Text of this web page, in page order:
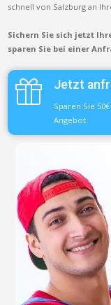
schnell von Salzburg an
Sichern Sie sich jetzt
sparen Sie bei einer
Jetzt
Sparen Sie
Angebot.